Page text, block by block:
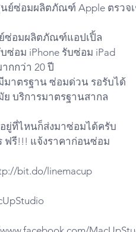
นย์ซ่อมผลิตภัณฑ์ Apple ตรวจ
ย์ซ่อมผลิตภัณฑ์แอปเปิ้ล
ซ่อม iPhone รับซ่อม iPad
กกว่า 20 ปี
าตรฐาน ซ่อมด่วน รอรับได้
บริการมาตรฐานสากล
ยู่ที่ไหนก็ส่งมาซ่อมได้ครับ
ฟรี!!! แจ้งราคาก่อนซ่อม
bit.do/linemacup